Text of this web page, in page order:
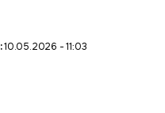
10.05.2026 - 11:03